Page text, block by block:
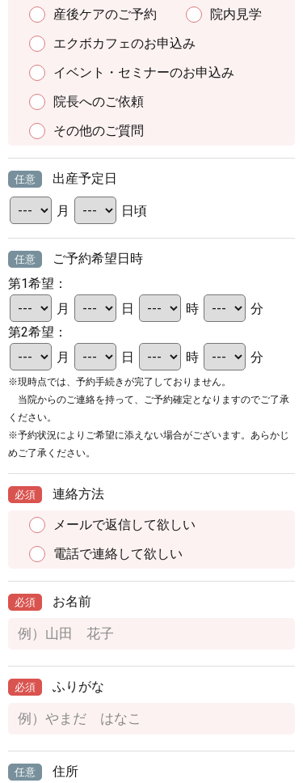
産後ケアのご予約
院内見学
エクボカフェのお申込み
イベント・セミナーのお申込み
院長へのご依頼
その他のご質問
任意 出産予定日
月 日頃
任意
ご予約希望日時
第1希望：
月
日 時
分
第2希望：
月
日 時 分
※現時点では、予約手続きが完了しておりません。
当院からのご連絡を持って、ご予約確定となりますのでご了承
ください。
※予約状況によりご希望に添えない場合がございます。あらかじ
めご了承ください。
必須
連絡方法
メールで返信して欲しい
電話で連絡して欲しい
必須 お名前
必須 ふりがな
任意 住所